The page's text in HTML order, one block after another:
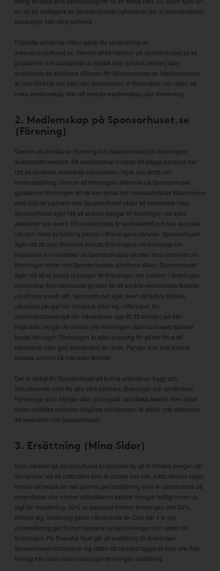
du vill bli mottagare av Sponsorhusets nyhetsbrev där vi sammanställer
kampanjer från våra partners.
Följande allmänna villkor gäller för användning av
www.sponsorhuset.se. Genom att bli medlem på Sponsorhuset.se så
godkänner och accepterar du [fysisk eller juridisk person] som
användare de allmänna villkoren för Sponsorhuset.se. Medlemskapet
är helt GRATIS och helt utan förpliktelser! Vi förbehåller oss rätten att
neka medlemskap eller att avsluta medlemskap utan förvarning.
2. Medlemskap på Sponsorhuset.se
(Förening)
Genom att anmäla sin förening hos Sponsorhuset blir föreningen
automatiskt medlem. Ett medlemskap innebär att bägge parterna har
rätt att använda varandras varumärken i tryck och skrift i sin
marknadsföring. Genom att föreningen aktiveras på Sponsorhuset
godkänner föreningen att de kan synas och marknadsföras tillsammans
med alla de partners som Sponsorhuset väljer att samarbeta med.
Sponsorhuset äger rätt att skänka pengar till föreningen via olika
aktiviteter och event. Ett medlemskap är kostnadsfritt och kan avslutas
när som helst av behörig person i föreningens styrelse. Sponsorhuset
äger rätt att utan förbehåll avsluta föreningens medlemskap om
misstanke av misskötsel av Sponsorhusets tjänster finns och/eller om
föreningen bryter mot Sponsorhusets allmänna villkor. Sponsorhuset
äger rätt att ej betala ut pengar till föreningen om medlem i föreningen
missbrukar Sponsorhusets tjänster för att erhålla ekonomiska fördelar
på ett icke avsett sätt. Sponsorhuset äger även rätt kräva tillbaka
utbetalda pengar om missbruk visar sig i efterhand. En
administrationsavgift (för närvarande upp till 32 kr/mån) tas från
intjänade pengar. Använder inte föreningen Sponsorhusets tjänster
kostar det inget. Föreningen är själv ansvarig för att det finns ett
bankkonto eller giro anmält som är i bruk. Pengar som inte kunnat
betalas ut inom 24 månader förfaller.
Det är viktigt för Sponsorhuset att kunna erbjuda en trygg och
inkluderande miljö för alla våra partners, föreningar och användare.
Föreningar som främjar våld, pornografi, rasistiska åsikter, eller aktivt
driver politiska och/eller religiösa särintressen är därför inte välkomna
att medverka hos Sponsorhuset.
3. Ersättning (Mina Sidor)
Som medlem på Sponsorhuset.se kommer du att få tillbaka pengar när
du handlar via de nätbutiker som är listade hos oss. Nätbutikerna väljer
mellan att betala en fast summa per beställning eller en procentsats på
ordervärdet. Hur mycket nätbutikerna betalar framgår tydligt innan du
lagt din beställning. 50% av beloppet tillfaller föreningen och 50%
tillfaller dig. Undantag gäller närvarande för Cint, där 1 kr per
undersökning går till den besvarar undersökningen och resten till
föreningen. På Svenska Spel går all ersättning till föreningen.
Sponsorhuset förbehåller sig rätten att närhelst lägga till eller dra ifrån
företag från listan som endast ger föreningen ersättning.